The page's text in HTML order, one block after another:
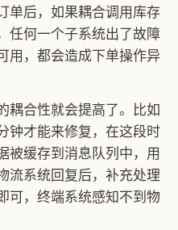
单后，如果耦合调用库存
任何一个子系统出了故障
用，都会造成下单操作异
耦合性就会提高了。比如
钟才能来修复，在这段时
被缓存到消息队列中，用
流系统回复后，补充处理
可，终端系统感知不到物